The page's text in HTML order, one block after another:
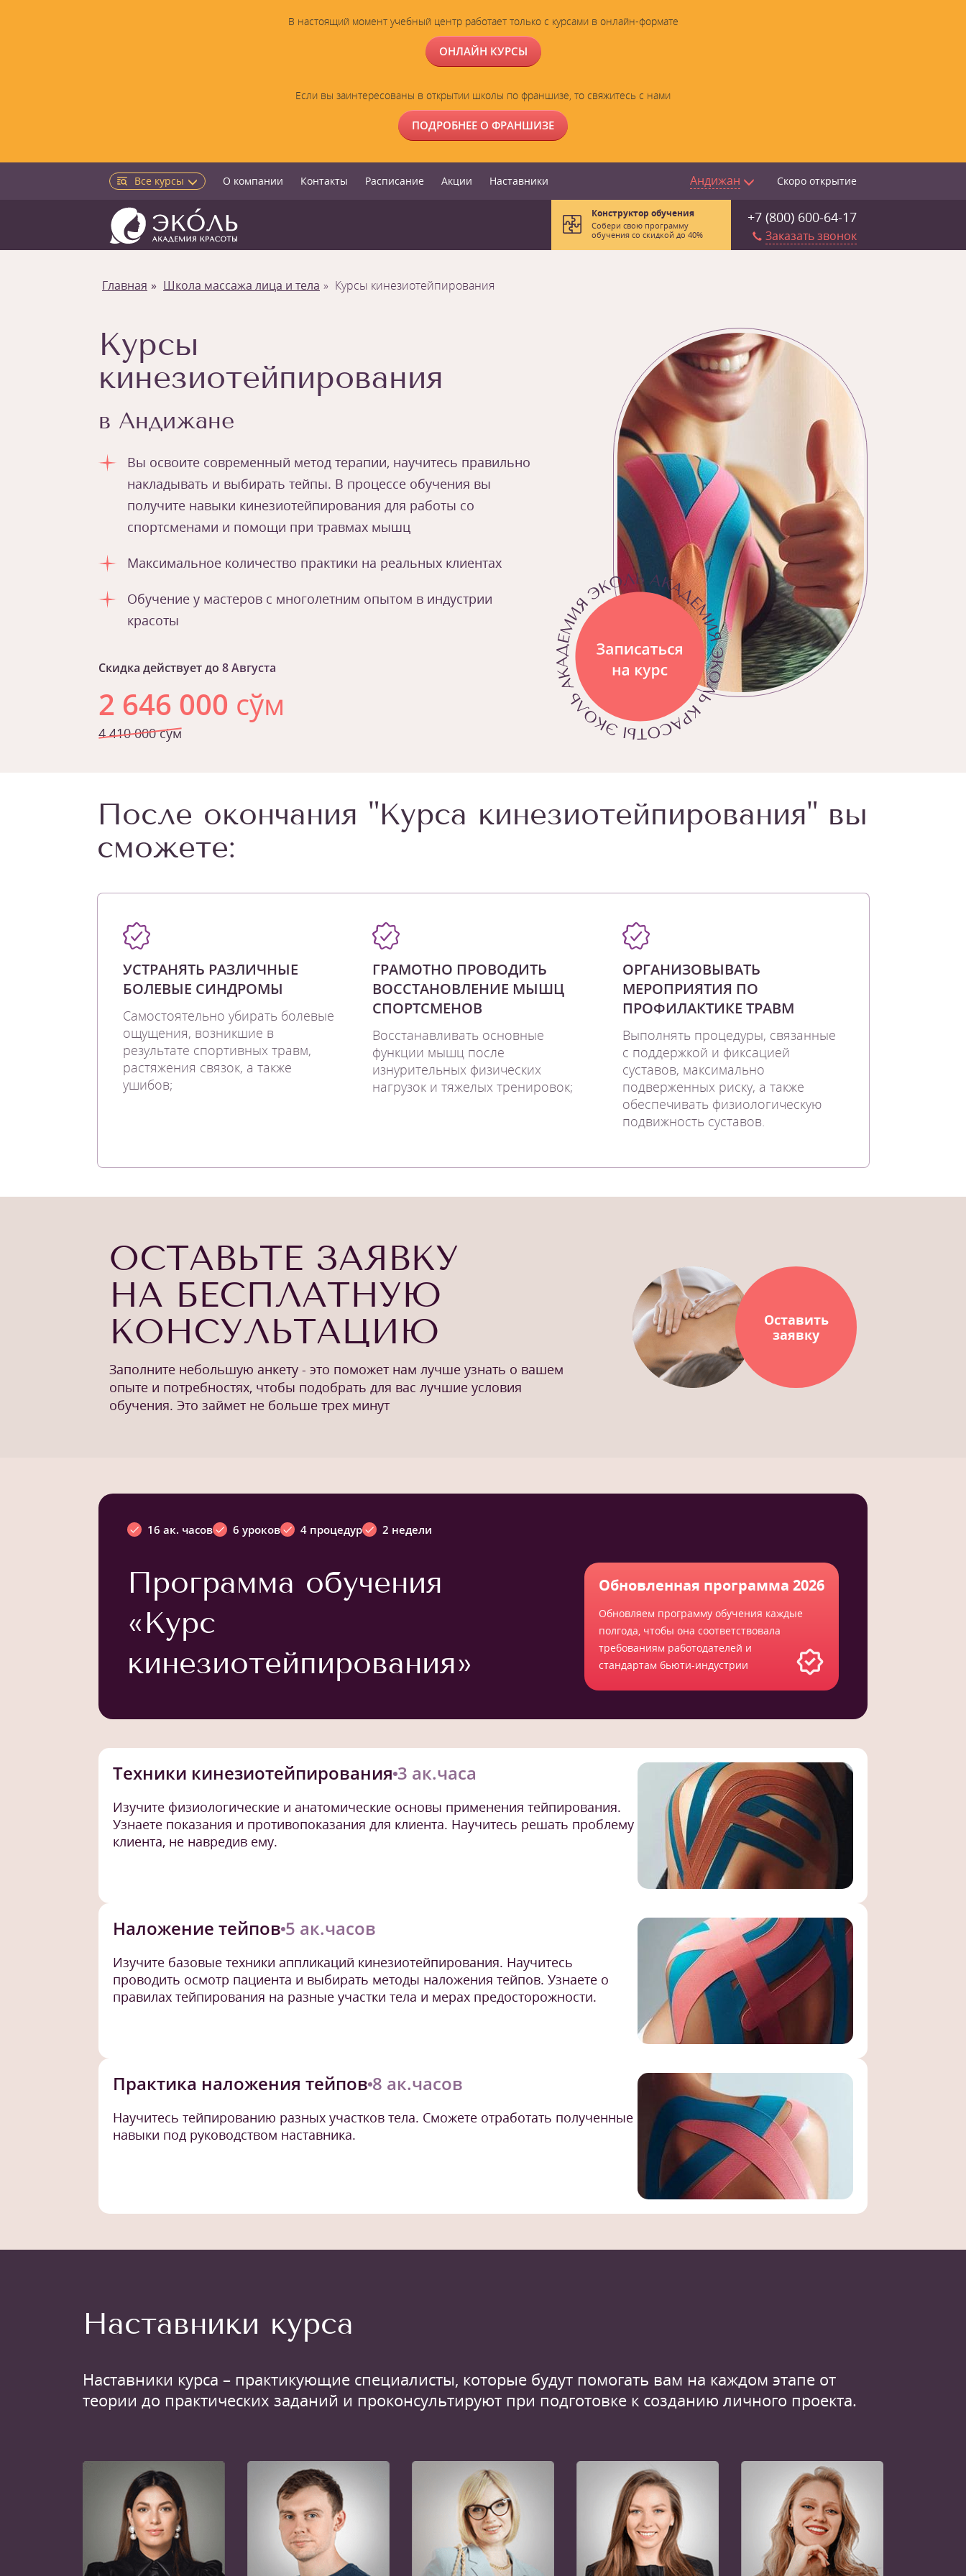
В настоящий момент учебный центр работает только с курсами в онлайн-формате
ОНЛАЙН КУРСЫ
Если вы заинтересованы в открытии школы по франшизе, то свяжитесь с нами
ПОДРОБНЕЕ О ФРАНШИЗЕ
Все курсы О компании Контакты Расписание Акции Наставники Андижан Скоро открытие
+7 (800) 600-64-17
Заказать звонок
Конструктор обучения
Собери свою программу
обучения со скидкой до 40%
Главная Школа массажа лица и тела Курсы кинезиотейпирования
Курсы
кинезиотейпирования
в Андижане
Вы освоите современный метод терапии, научитесь правильно
накладывать и выбирать тейпы. В процессе обучения вы
получите навыки кинезиотейпирования для работы со
спортсменами и помощи при травмах мышц
Максимальное количество практики на реальных клиентах
Обучение у мастеров с многолетним опытом в индустрии
красоты
Скидка действует до 8 Августа
2 646 000 сўм
4 410 000 сўм
После окончания "Курса кинезиотейпирования" вы
сможете:
УСТРАНЯТЬ РАЗЛИЧНЫЕ
БОЛЕВЫЕ СИНДРОМЫ
Самостоятельно убирать болевые
ощущения, возникшие в
результате спортивных травм,
растяжения связок, а также
ушибов;
ГРАМОТНО ПРОВОДИТЬ
ВОССТАНОВЛЕНИЕ МЫШЦ
СПОРТСМЕНОВ
Восстанавливать основные
функции мышц после
изнурительных физических
нагрузок и тяжелых тренировок;
ОРГАНИЗОВЫВАТЬ
МЕРОПРИЯТИЯ ПО
ПРОФИЛАКТИКЕ ТРАВМ
Выполнять процедуры, связанные
с поддержкой и фиксацией
суставов, максимально
подверженных риску, а также
обеспечивать физиологическую
подвижность суставов.
ОСТАВЬТЕ ЗАЯВКУ
НА БЕСПЛАТНУЮ
КОНСУЛЬТАЦИЮ
Заполните небольшую анкету - это поможет нам лучше узнать о вашем
опыте и потребностях, чтобы подобрать для вас лучшие условия
обучения. Это займет не больше трех минут
Оставить
заявку
16 ак. часов 6 уроков 4 процедур 2 недели
Программа обучения
«Курс
кинезиотейпирования»
Обновленная программа 2026
Обновляем программу обучения каждые
полгода, чтобы она соответствовала
требованиям работодателей и
стандартам бьюти-индустрии
Техники кинезиотейпирования 3 ак.часа
Изучите физиологические и анатомические основы применения тейпирования.
Узнаете показания и противопоказания для клиента. Научитесь решать проблему
клиента, не навредив ему.
Наложение тейпов 5 ак.часов
Изучите базовые техники аппликаций кинезиотейпирования. Научитесь
проводить осмотр пациента и выбирать методы наложения тейпов. Узнаете о
правилах тейпирования на разные участки тела и мерах предосторожности.
Практика наложения тейпов 8 ак.часов
Научитесь тейпированию разных участков тела. Сможете отработать полученные
навыки под руководством наставника.
Наставники курса
Наставники курса – практикующие специалисты, которые будут помогать вам на каждом этапе от
теории до практических заданий и проконсультируют при подготовке к созданию личного проекта.